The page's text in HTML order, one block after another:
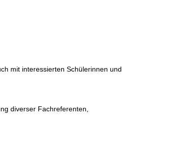
mit interessierten Schülerinnen und
diverser Fachreferenten,